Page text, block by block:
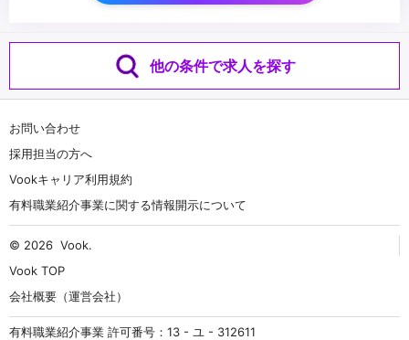
他の条件で求人を探す
お問い合わせ
採用担当の方へ
Vookキャリア利用規約
有料職業紹介事業に関する情報開示について
© 2026 Vook.
Vook TOP
会社概要（運営会社）
有料職業紹介事業 許可番号：13 - ユ - 312611